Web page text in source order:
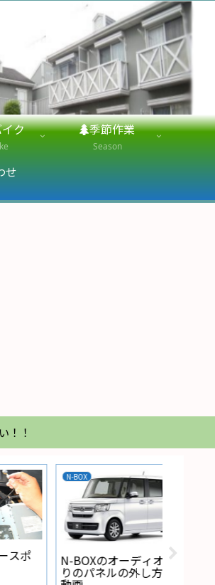
ク 季節作業
Season
せ
！！
resolv.confが書き換わ